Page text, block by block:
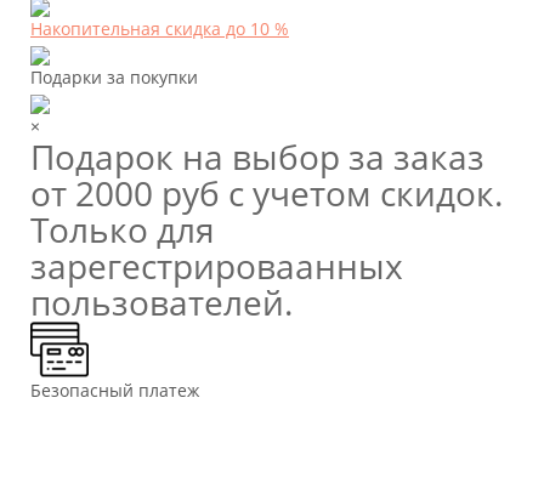
Накопительная скидка до 10 %
Подарки за покупки
×
Подарок на выбор за заказ
от 2000 руб с учетом скидок.
Только для
зарегестрироваанных
пользователей.
Безопасный платеж